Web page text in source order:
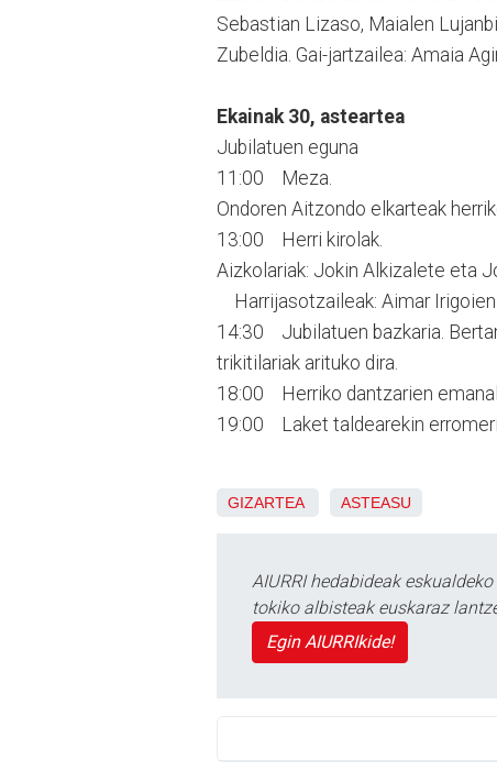
Sebastian Lizaso, Maialen
Zubeldia. Gai-jartzailea: Amaia
Ekainak 30, asteartea
Jubilatuen eguna
11:00 Meza.
Ondoren Aitzondo elkarteak
13:00 Herri kirolak.
Aizkolariak: Jokin Alkizalete eta
Harrijasotzaileak: Aimar Irigoien
14:30 Jubilatuen bazkaria.
trikitilariak arituko dira.
18:00 Herriko dantzarien
19:00 Laket taldearekin
GIZARTEA ASTEASU
AIURRI hedabideak
tokiko albisteak euskaraz
Egin AIURRIkide!